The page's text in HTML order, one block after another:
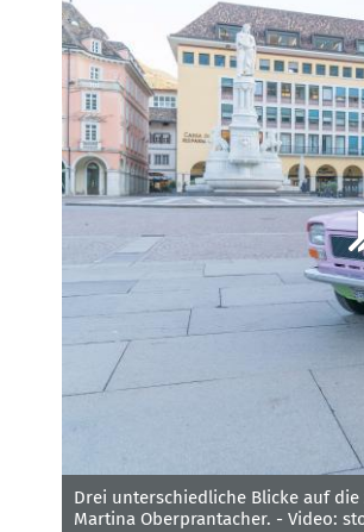
Drei unterschiedliche Blicke auf
Martina Oberprantacher. - Video: